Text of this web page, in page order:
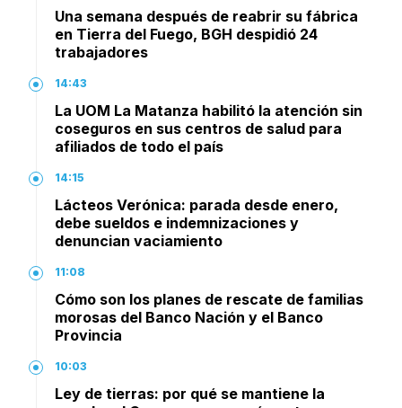
Una semana después de reabrir su fábrica
en Tierra del Fuego, BGH despidió 24
trabajadores
14:43
La UOM La Matanza habilitó la atención sin
coseguros en sus centros de salud para
afiliados de todo el país
14:15
Lácteos Verónica: parada desde enero,
debe sueldos e indemnizaciones y
denuncian vaciamiento
11:08
Cómo son los planes de rescate de familias
morosas del Banco Nación y el Banco
Provincia
10:03
Ley de tierras: por qué se mantiene la